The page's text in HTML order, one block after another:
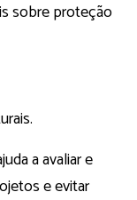
sobre proteção
a avaliar e
e evitar